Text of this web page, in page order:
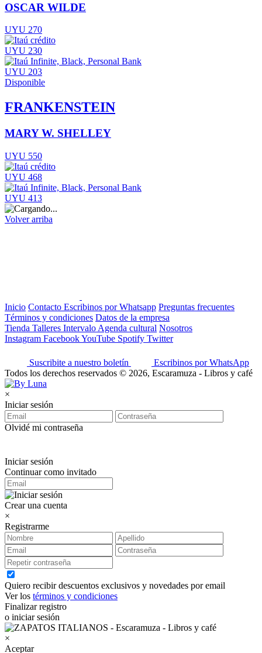
OSCAR WILDE
UYU 270
UYU 230
UYU 203
Disponible
FRANKENSTEIN
MARY W. SHELLEY
UYU 550
UYU 468
UYU 413
Volver arriba
Inicio Contacto Escribinos por Whatsapp Preguntas frecuentes
Términos y condiciones Datos de la empresa
Tienda Talleres Intervalo Agenda cultural Nosotros
Instagram FacebookYouTube Spotify Twitter
Suscribite a nuestro boletín
Escribinos por WhatsApp
Todos los derechos reservados © 2026, Escaramuza - Libros y café
×
Iniciar sesión
Olvidé mi contraseña
Iniciar sesión
Continuar como invitado
Crear una cuenta
×
Registrarme
Quiero recibir descuentos exclusivos y novedades por email
Ver los términos y condiciones
Finalizar registro
o iniciar sesión
×
Aceptar